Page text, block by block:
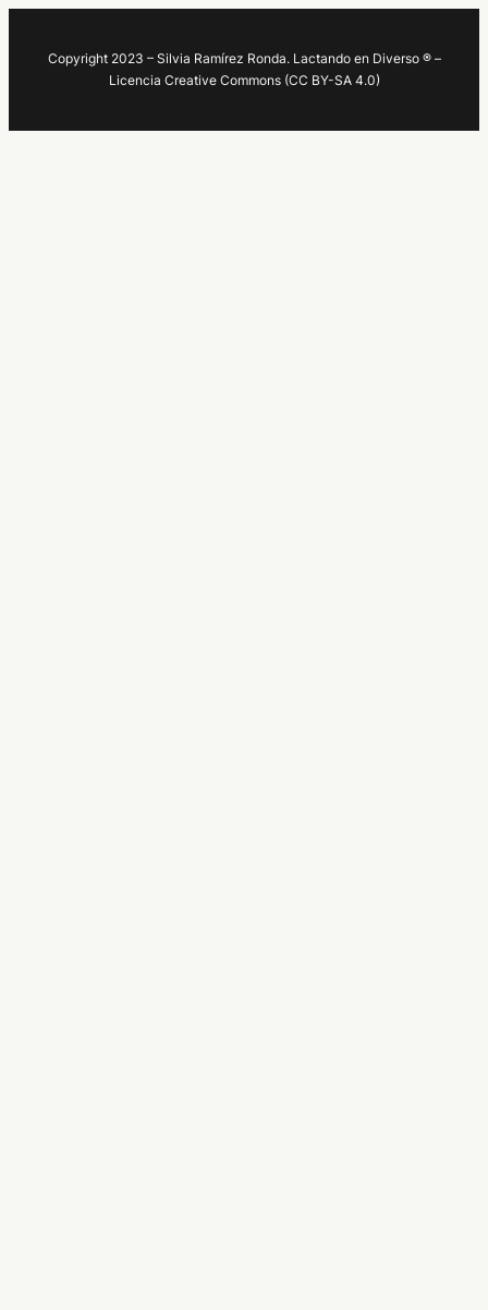
Copyright 2023 – Silvia Ramírez Ronda. Lactando en Diverso ® –
Licencia Creative Commons (CC BY-SA 4.0)